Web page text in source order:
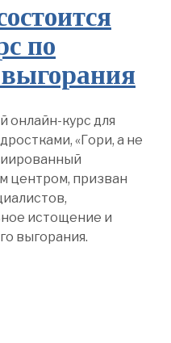
по
онлайн-курс для
«Гори, а не
центром, призван
истощение и
выгорания.